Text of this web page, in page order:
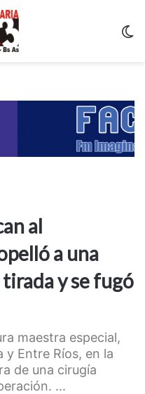
al
a una
y se fugó
maestra especial,
y Entre Ríos, en la
de una cirugía
...